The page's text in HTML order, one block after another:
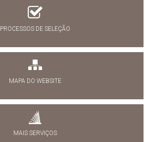
PROCESSOS DE SELEÇÃO
MAPA DO WEBSITE
MAIS SERVIÇOS